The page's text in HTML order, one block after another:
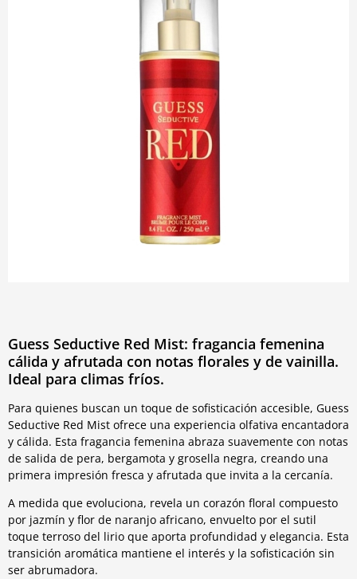
Guess Seductive Red Mist: fragancia femenina
cálida y afrutada con notas florales y de vainilla.
Ideal para climas fríos.
Para quienes buscan un toque de sofisticación accesible, Guess
Seductive Red Mist ofrece una experiencia olfativa encantadora
y cálida. Esta fragancia femenina abraza suavemente con notas
de salida de pera, bergamota y grosella negra, creando una
primera impresión fresca y afrutada que invita a la cercanía.
A medida que evoluciona, revela un corazón floral compuesto
por jazmín y flor de naranjo africano, envuelto por el sutil
toque terroso del lirio que aporta profundidad y elegancia. Esta
transición aromática mantiene el interés y la sofisticación sin
ser abrumadora.